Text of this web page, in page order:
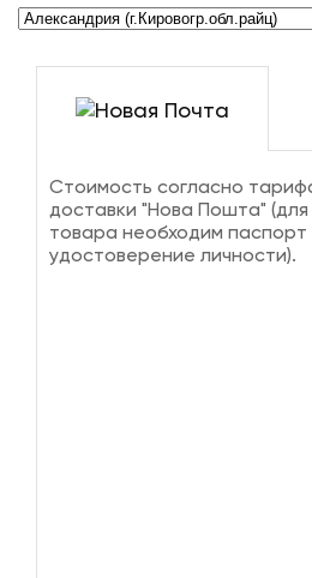
Стоимость согласно
доставки "Нова Пошта" (для
товара необходим паспорт
удостоверение личности).